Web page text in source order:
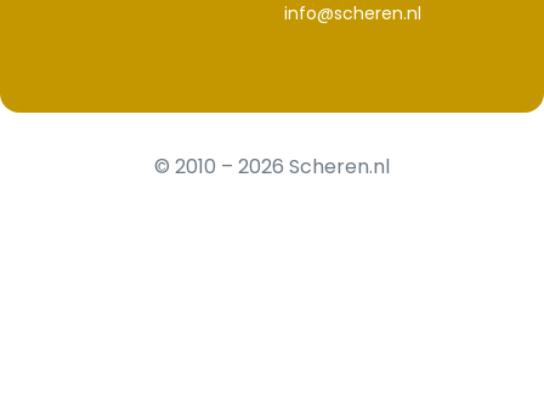
info@scheren.nl
© 2010 – 2026 Scheren.nl